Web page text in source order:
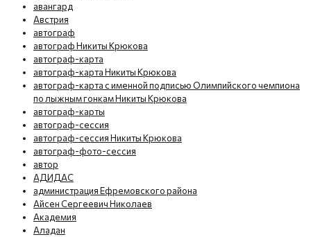
авангард
Австрия
автограф
автограф Никиты Крюкова
автограф-карта
автограф-карта Никиты Крюкова
автограф-карта с именной подписью Олимпийского чемпиона
по лыжным гонкам Никиты Крюкова
автограф-карты
автограф-сессия
автограф-сессия Никиты Крюкова
автограф-фото-сессия
автор
АДИДАС
администрация Ефремовского района
Айсен Сергеевич Николаев
Академия
Аладан